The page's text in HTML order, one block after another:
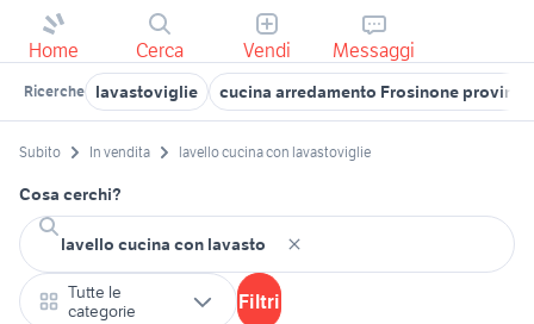
Home Cerca Vendi Messaggi
Ricerche lavastoviglie cucina arredamento Frosinone
Subito In vendita lavello cucina con lavastoviglie
Cosa cerchi?
Tutte le
categorie
Filtri